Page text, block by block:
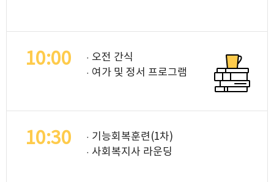
10:00
· 오전 간식
· 여가 및 정서 프로그램
10:30
· 기능회복훈련(1차)
· 사회복지사 라운딩